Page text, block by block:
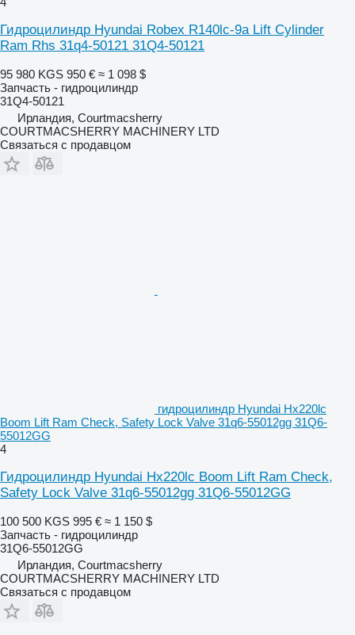
Гидроцилиндр Hyundai Robex R140lc-9a Lift Cylinder
Ram Rhs 31q4-50121 31Q4-50121
95 980 KGS 950 € ≈ 1 098 $
Запчасть - гидроцилиндр
31Q4-50121
Ирландия, Courtmacsherry
COURTMACSHERRY MACHINERY LTD
Связаться с продавцом
гидроцилиндр Hyundai Hx220lc
Boom Lift Ram Check, Safety Lock Valve 31q6-55012gg 31Q6-
55012GG
4
Гидроцилиндр Hyundai Hx220lc Boom Lift Ram Check,
Safety Lock Valve 31q6-55012gg 31Q6-55012GG
100 500 KGS 995 € ≈ 1 150 $
Запчасть - гидроцилиндр
31Q6-55012GG
Ирландия, Courtmacsherry
COURTMACSHERRY MACHINERY LTD
Связаться с продавцом